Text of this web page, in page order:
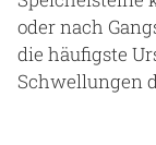
oder nach
die häufigste
Schwellungen